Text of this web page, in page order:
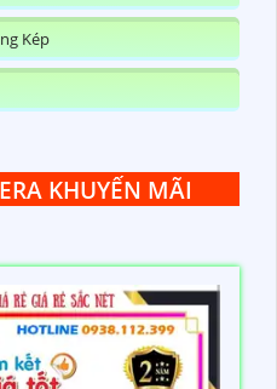
Kép
KHUYẾN MÃI